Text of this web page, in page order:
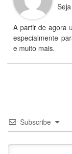
A partir de agora
especialmente
e muito mais.
Subscribe